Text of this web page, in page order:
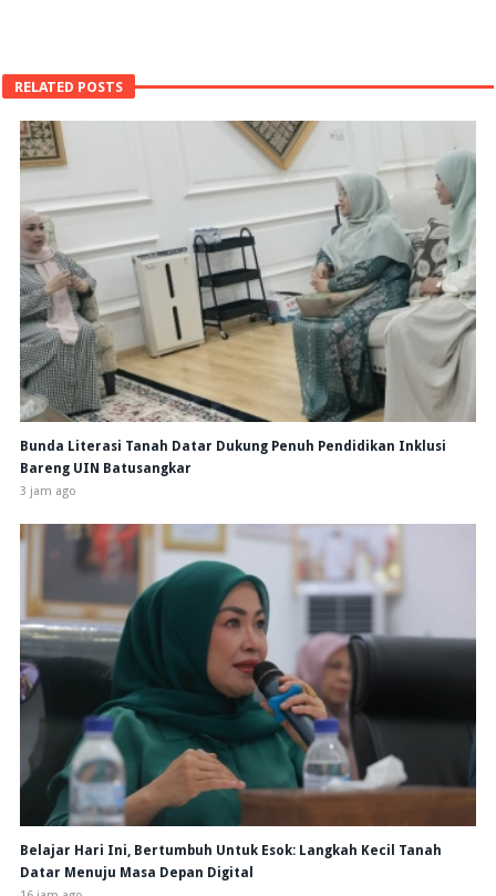
RELATED POSTS
Bunda Literasi Tanah Datar Dukung Penuh Pendidikan Inklusi
Bareng UIN Batusangkar
3 jam ago
Belajar Hari Ini, Bertumbuh Untuk Esok: Langkah Kecil Tanah
Datar Menuju Masa Depan Digital